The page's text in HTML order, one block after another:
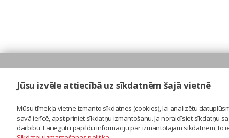
Jūsu izvēle attiecībā uz sīkdatnēm šajā vietnē
Mūsu tīmekļa vietne izmanto sīkdatnes (cookies), lai analizētu
savā ierīcē, apstipriniet sīkdatņu izmantošanu. Ja noraidīsiet sīkdatņu
darbību. Lai iegūtu papildu informāciju par izmantotajām sīkdatnēm,